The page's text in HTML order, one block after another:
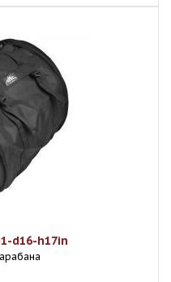
d16-h17in